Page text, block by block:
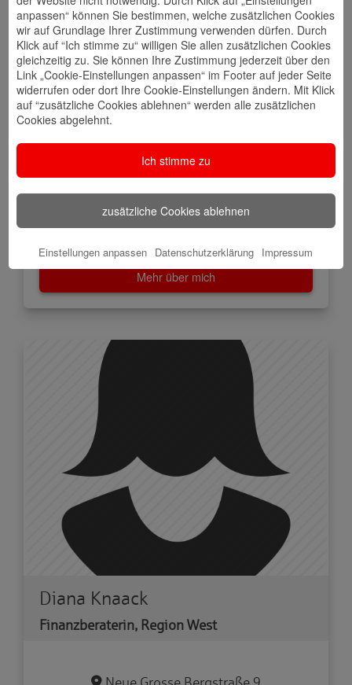
Sven Nuthmann Bankbetriebswirt
Vermögensberater, Region West
Ein Weg entsteht, wenn man ihn geht! -Aus China-
Mehr über mich
Diana Knaack
Finanzberaterin, Region West
anpassen“ können Sie bestimmen, welche zusätzlichen Cookies
wir auf Grundlage Ihrer Zustimmung verwenden dürfen. Durch
Klick auf “Ich stimme zu“ willigen Sie allen zusätzlichen Cookies
gleichzeitig zu. Sie können Ihre Zustimmung jederzeit über den
Link „Cookie-Einstellungen anpassen“ im Footer auf jeder Seite
widerrufen oder dort Ihre Cookie-Einstellungen ändern. Mit Klick
auf “zusätzliche Cookies ablehnen“ werden alle zusätzlichen
Cookies abgelehnt.
Ich stimme zu
zusätzliche Cookies ablehnen
Einstellungen anpassen Datenschutzerklärung Impressum